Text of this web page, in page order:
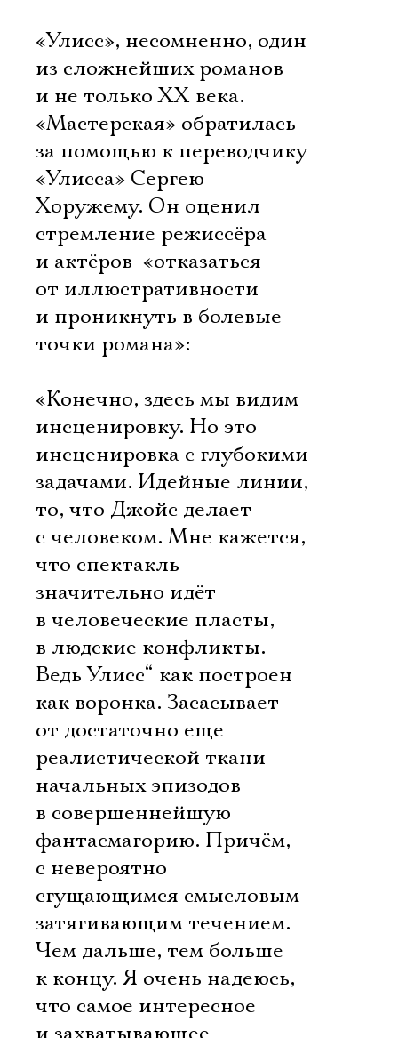
«Улисс», несомненно, один
из сложнейших романов 
и не только ХХ века.
«Мастерская» обратилась
за помощью к переводчику
«Улисса» Сергею
Хоружему. Он оценил
стремление режиссёра
и актёров  «отказаться
от иллюстративности
и проникнуть в болевые
точки романа»:
«Конечно, здесь мы видим
инсценировку. Но это
инсценировка с глубокими
задачами. Идейные линии,
то, что Джойс делает
с человеком. Мне кажется,
что спектакль
значительно идёт
в человеческие пласты,
в людские конфликты.
Ведь Улисс“ как построен 
как воронка. Засасывает
от достаточно еще
реалистической ткани
начальных эпизодов
в совершеннейшую
фантасмагорию. Причём,
с невероятно
сгущающимся смысловым
затягивающим течением.
Чем дальше, тем больше
к концу. Я очень надеюсь,
что самое интересное